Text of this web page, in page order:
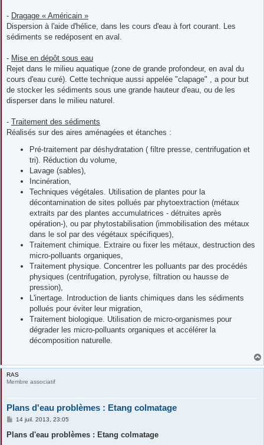
- Dragage « Américain »
Dispersion à l'aide d'hélice, dans les cours d'eau à fort courant. Les
sédiments se redéposent en aval.
- Mise en dépôt sous eau
Rejet dans le milieu aquatique (zone de grande profondeur, en aval du
cours d'eau curé). Cette technique aussi appelée "clapage" , a pour but
de stocker les sédiments sous une grande hauteur d'eau, ou de les
disperser dans le milieu naturel.
- Traitement des sédiments
Réalisés sur des aires aménagées et étanches :
Pré-traitement par déshydratation ( filtre presse, centrifugation et
tri). Réduction du volume,
Lavage (sables),
Incinération,
Techniques végétales. Utilisation de plantes pour la
décontamination de sites pollués par phytoextraction (métaux
extraits par des plantes accumulatrices - détruites après
opération-), ou par phytostabilisation (immobilisation des métaux
dans le sol par des végétaux spécifiques),
Traitement chimique. Extraire ou fixer les métaux, destruction des
micro-polluants organiques,
Traitement physique. Concentrer les polluants par des procédés
physiques (centrifugation, pyrolyse, filtration ou hausse de
pression),
L'inertage. Introduction de liants chimiques dans les sédiments
pollués pour éviter leur migration,
Traitement biologique. Utilisation de micro-organismes pour
dégrader les micro-polluants organiques et accélérer la
décomposition naturelle.
RAS
Membre associatif
Plans d'eau problèmes : Etang colmatage
M
s
14 juil. 2013, 23:05
Plans d'eau problèmes : Etang colmatage